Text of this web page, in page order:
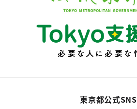
東京都公式SNS